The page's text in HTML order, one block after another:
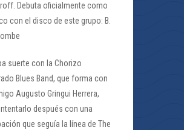
Debuta oficialmente como
con el disco de este grupo: B.
suerte con la Chorizo
Blues Band, que forma con
Augusto Gringui Herrera,
después con una
que seguía la línea de The